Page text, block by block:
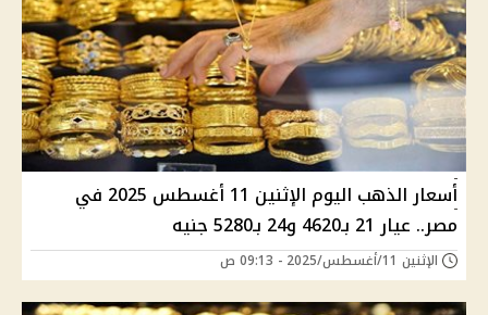
أسعار الذهب اليوم الإثنين 11 أغسطس 2025 في
مصر.. عيار 21 بـ4620 و24 بـ5280 جنيه
الإثنين 11/أغسطس/2025 - 09:13 ص